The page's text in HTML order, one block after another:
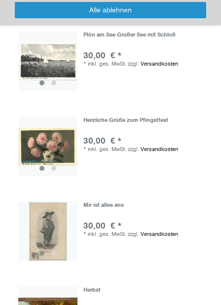
Plön am See Großer See mit Schloß
30,00 € *
* inkl. ges. MwSt. zzgl. Versandkosten
Herzliche Grüße zum Pfingstfest
30,00 € *
* inkl. ges. MwSt. zzgl. Versandkosten
Mir ist alles ans
30,00 € *
* inkl. ges. MwSt. zzgl. Versandkosten
Herbst
Alle ablehnen